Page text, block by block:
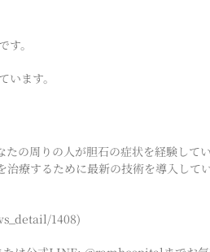
。
ます。
の周りの人が胆石の症状を経験してい
療するために最新の技術を導入して
1408)